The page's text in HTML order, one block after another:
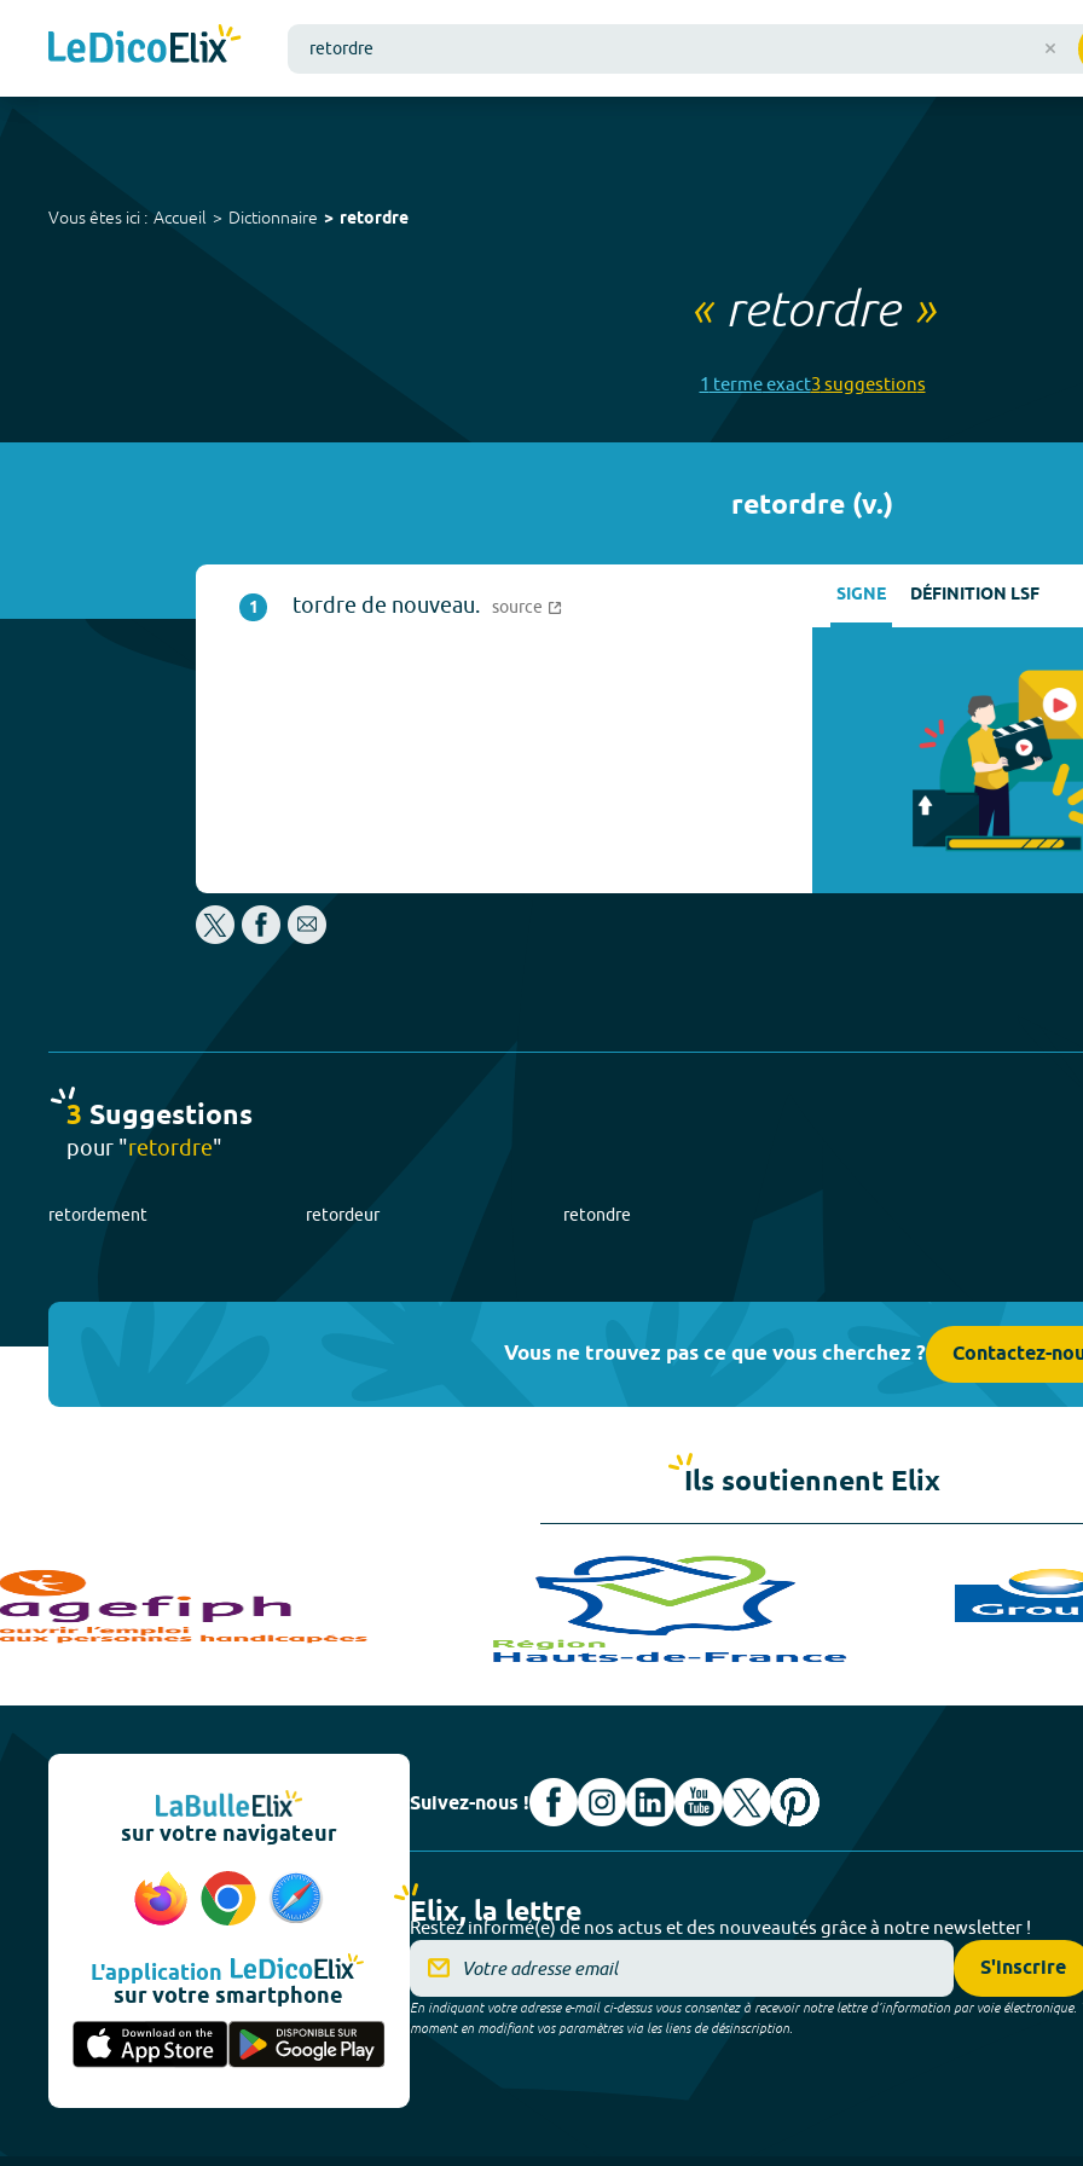
Vous êtes ici : Accueil Dictionnaire retordre
« retordre»
1 termeexact3suggestions
retordre (v.)
1 tordre de nouveau. source SIGNE DÉFINITION LSF
3 Suggestions
pour "retordre"
retordement retordeur retondre
Vous ne trouvez pas ce que vous cherchez ? Contactez-
Ils soutiennent Elix
sur votre navigateur
L'application
sur votre smartphone
Suivez-nous !
Elix, la lettre
Restez informé(e) de nos actus et des nouveautés grâce à notre newsletter !
S'inscrire
En indiquant votre adresse e-mail ci-dessus vous consentez à recevoir notre lettre d’information par voie électronique.
moment en modifiant vos paramètres via les liens de désinscription.